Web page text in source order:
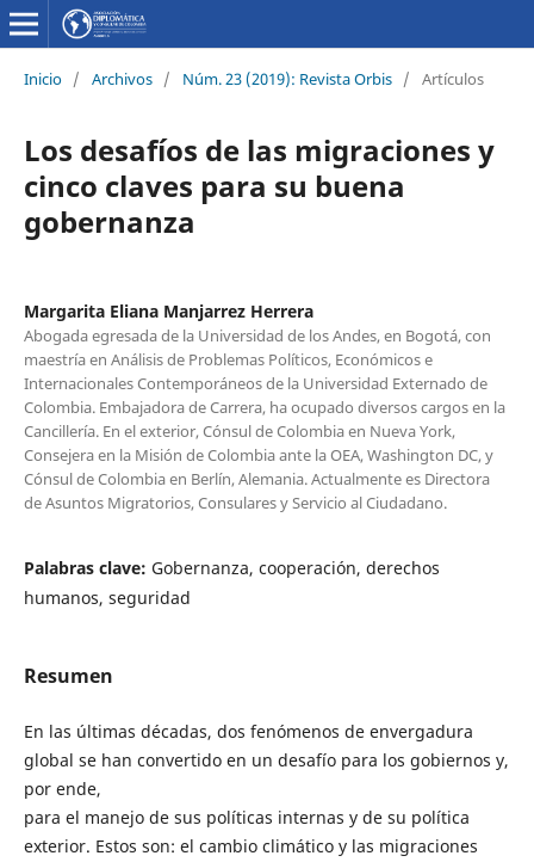
Inicio / Archivos / Núm. 23 (2019): Revista Orbis / Artículos
Los desafíos de las migraciones y
cinco claves para su buena
gobernanza
Margarita Eliana Manjarrez Herrera
Abogada egresada de la Universidad de los Andes, en Bogotá, con
maestría en Análisis de Problemas Políticos, Económicos e
Internacionales Contemporáneos de la Universidad Externado de
Colombia. Embajadora de Carrera, ha ocupado diversos cargos en la
Cancillería. En el exterior, Cónsul de Colombia en Nueva York,
Consejera en la Misión de Colombia ante la OEA, Washington DC, y
Cónsul de Colombia en Berlín, Alemania. Actualmente es Directora
de Asuntos Migratorios, Consulares y Servicio al Ciudadano.
Palabras clave: Gobernanza, cooperación, derechos
humanos, seguridad
Resumen
En las últimas décadas, dos fenómenos de envergadura
global se han convertido en un desafío para los gobiernos y,
por ende,
para el manejo de sus políticas internas y de su política
exterior. Estos son: el cambio climático y las migraciones